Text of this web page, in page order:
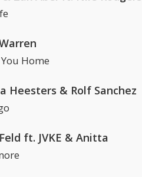
Home
Heesters & Rolf Sanchez
ft. JVKE & Anitta